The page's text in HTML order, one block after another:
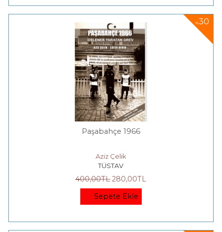
%30
Paşabahçe 1966
Aziz Çelik
TÜSTAV
400,00TL 280,00TL
Sepete Ekle